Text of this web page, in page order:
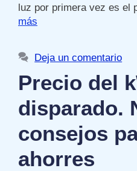
luz por primera vez es el
más
Deja un comentario
Precio del
disparado.
consejos
ahorres